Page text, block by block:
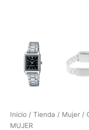
Inicio / Tienda / Mujer /
MUJER